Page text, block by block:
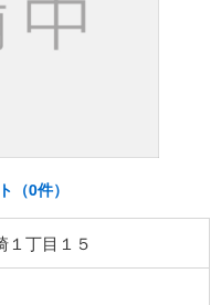
（0件）
１丁目１５